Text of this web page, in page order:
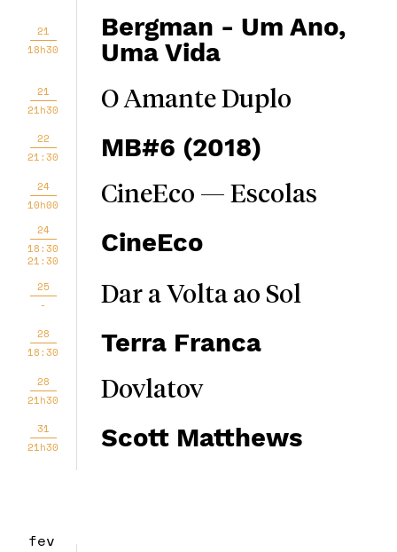
21
18h30
Bergman - Um Ano,
Uma Vida
21
21h30
O Amante Duplo
22
21:30
MB#6 (2018)
24
10h00
CineEco — Escolas
24
18:30
21:30
CineEco
25
-
Dar a Volta ao Sol
28
18:30
Terra Franca
28
21h30
Dovlatov
31
21h30
Scott Matthews
fev